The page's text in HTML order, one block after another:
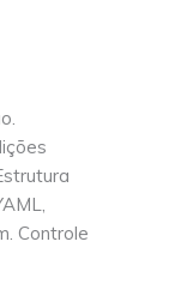
Controle